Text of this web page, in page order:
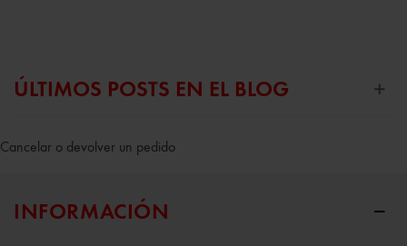
ÚLTIMOS POSTS EN EL BLOG
Cancelar o devolver un pedido
INFORMACIÓN